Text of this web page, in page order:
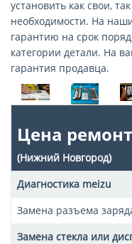
установить как свои,
необходимости. На
гарантию на срок
категории детали. На
гарантия продавца.
Цена
(Нижний Новгород)
Диагностика meizu
Замена разъема
Замена стекла или